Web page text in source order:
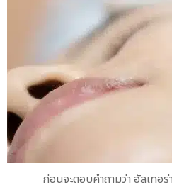
ก่อนจะตอบคำถามว่า อัลเทอ